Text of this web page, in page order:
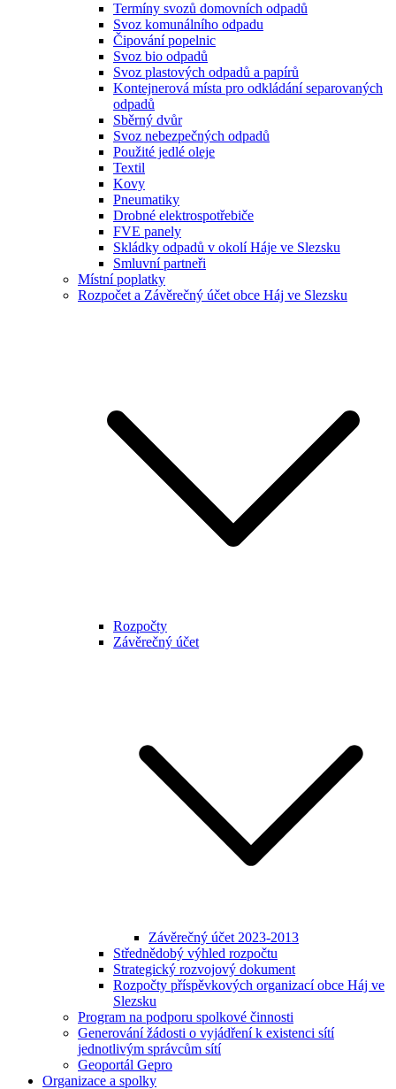
Termíny svozů domovních odpadů
Svoz komunálního odpadu
Čipování popelnic
Svoz bio odpadů
Svoz plastových odpadů a papírů
Kontejnerová místa pro odkládání separovaných
odpadů
Sběrný dvůr
Svoz nebezpečných odpadů
Použité jedlé oleje
Textil
Kovy
Pneumatiky
Drobné elektrospotřebiče
FVE panely
Skládky odpadů v okolí Háje ve Slezsku
Smluvní partneři
Místní poplatky
Rozpočet a Závěrečný účet obce Háj ve Slezsku
Rozpočty
Závěrečný účet
Závěrečný účet 2023-2013
Střednědobý výhled rozpočtu
Strategický rozvojový dokument
Rozpočty příspěvkových organizací obce Háj ve
Slezsku
Program na podporu spolkové činnosti
Generování žádosti o vyjádření k existenci sítí
jednotlivým správcům sítí
Geoportál Gepro
Organizace a spolky